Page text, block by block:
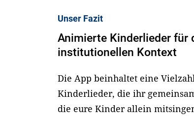
Unser Fazit
Animierte Kinderlieder für
institutionellen Kontext
Die App beinhaltet eine
Kinderlieder, die ihr
die eure Kinder allein